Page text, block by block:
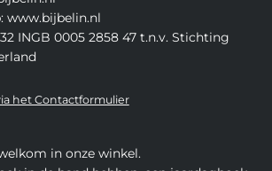
www.bijbelin.nl
INGB 0005 2858 47 t.n.v. Stichting
het Contactformulier
in onze winkel.